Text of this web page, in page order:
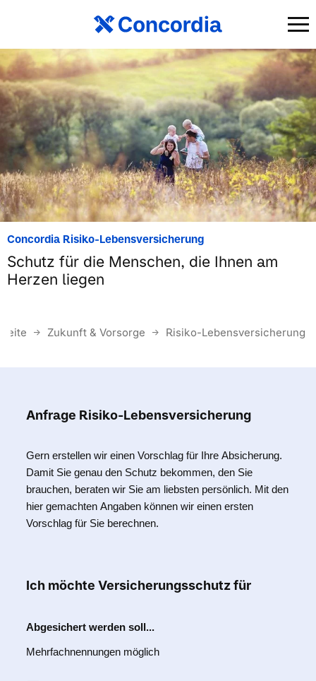
Concordia Risiko-Lebensversicherung
Schutz für die Menschen, die Ihnen am
Herzen liegen
Zukunft & Vorsorge Risiko-Lebensversicherung
Anfrage Risiko-Lebensversicherung
Gern erstellen wir einen Vorschlag für Ihre Absicherung.
Damit Sie genau den Schutz bekommen, den Sie
brauchen, beraten wir Sie am liebsten persönlich. Mit den
hier gemachten Angaben können wir einen ersten
Vorschlag für Sie berechnen.
Ich möchte Versicherungsschutz für
Abgesichert werden soll...
Mehrfachnennungen möglich